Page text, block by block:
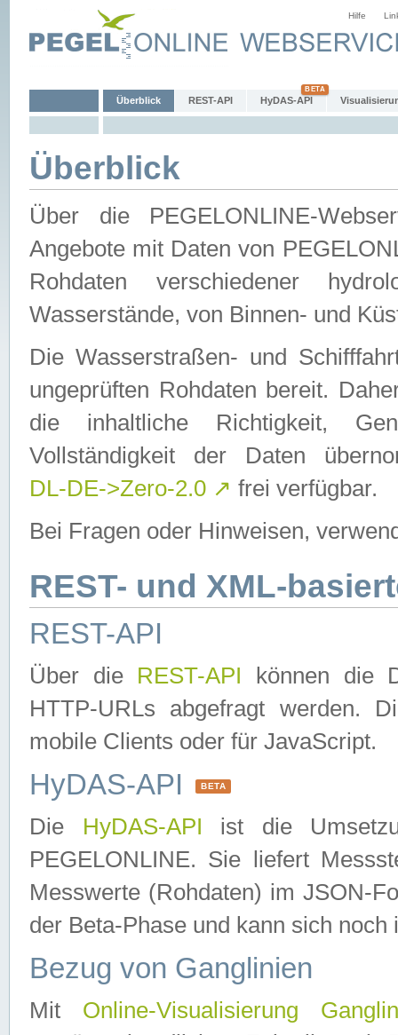
Hilfe
Überblick REST-API HyDAS-API
Überblick
Über die PEGELONLINE-
Angebote mit Daten von
Rohdaten verschiedener
Wasserstände, von Binnen- und
Die Wasserstraßen- und
ungeprüften Rohdaten bereit.
die inhaltliche Richtigkeit,
Vollständigkeit der Daten
DL-DE->Zero-2.0 ↗ frei verfügbar.
Bei Fragen oder Hinweisen,
REST- und XML-
REST-API
Über die REST-API können die
HTTP-URLs abgefragt werden.
mobile Clients oder für JavaScript.
HyDAS-API BETA
Die HyDAS-API ist die
PEGELONLINE. Sie liefert
Messwerte (Rohdaten) im JSON-
der Beta-Phase und kann sich noch
Bezug von Ganglinien
Mit Online-Visualisierung